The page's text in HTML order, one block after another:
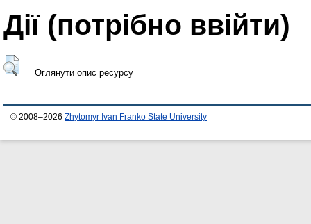
Дії ​​(потрібно ввійти)
Оглянути опис ресурсу
© 2008–2026 Zhytomyr Ivan Franko State University